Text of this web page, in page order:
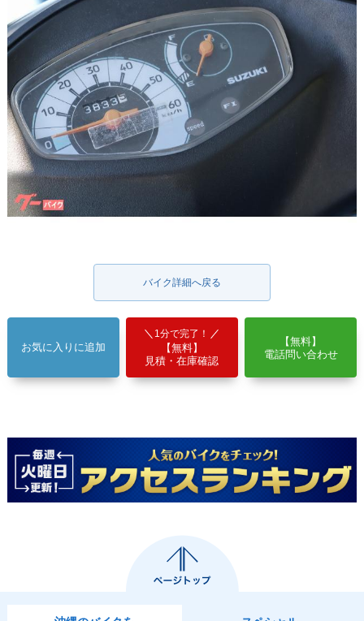
バイク詳細へ戻る
お気に入りに追加
1分で完了！
【無料】
見積・在庫確認
【無料】
電話問い合わせ